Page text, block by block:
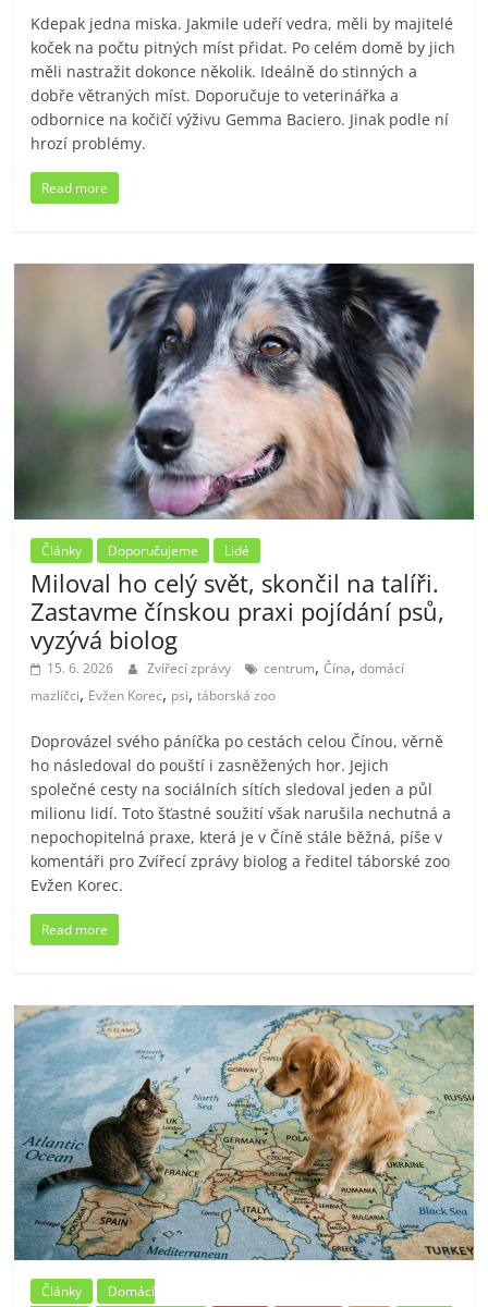
Kdepak jedna miska. Jakmile udeří vedra, měli by majitelé
koček na počtu pitných míst přidat. Po celém domě by jich
měli nastražit dokonce několik. Ideálně do stinných a
dobře větraných míst. Doporučuje to veterinářka a
odbornice na kočičí výživu Gemma Baciero. Jinak podle ní
hrozí problémy.
Read more
Články Doporučujeme Lidé
Miloval ho celý svět, skončil na talíři.
Zastavme čínskou praxi pojídání psů,
vyzývá biolog
15. 6. 2026 Zvířecí zprávy centrum,Čína,domácí
mazlíčci, Evžen Korec, psi,táborská zoo
Doprovázel svého páníčka po cestách celou Čínou, věrně
ho následoval do pouští i zasněžených hor. Jejich
společné cesty na sociálních sítích sledoval jeden a půl
milionu lidí. Toto šťastné soužití však narušila nechutná a
nepochopitelná praxe, která je v Číně stále běžná, píše v
komentáři pro Zvířecí zprávy biolog a ředitel táborské zoo
Evžen Korec.
Read more
Články
Domácí